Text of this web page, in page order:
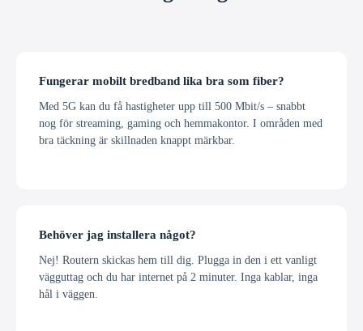
Fungerar mobilt bredband lika bra som fiber?
Med 5G kan du få hastigheter upp till 500 Mbit/s – snabbt
nog för streaming, gaming och hemmakontor. I områden med
bra täckning är skillnaden knappt märkbar.
Behöver jag installera något?
Nej! Routern skickas hem till dig. Plugga in den i ett vanligt
vägguttag och du har internet på 2 minuter. Inga kablar, inga
hål i väggen.